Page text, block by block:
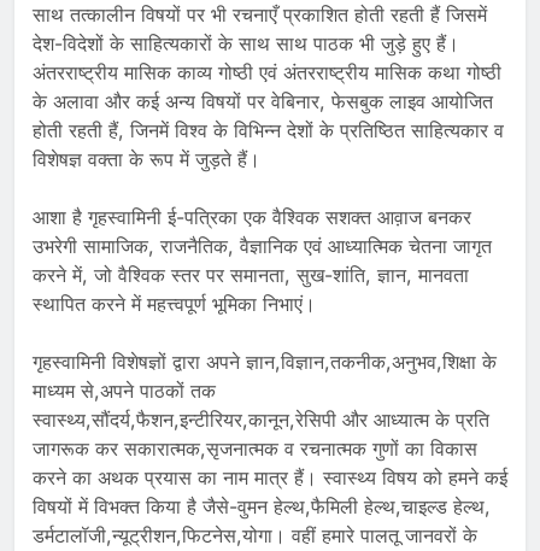
साथ तत्कालीन विषयों पर भी रचनाएँ प्रकाशित होती रहती हैं जिसमें
देश-विदेशों के साहित्यकारों के साथ साथ पाठक भी जुड़े हुए हैं।
अंतरराष्ट्रीय मासिक काव्य गोष्ठी एवं अंतरराष्ट्रीय मासिक कथा गोष्ठी
के अलावा और कई अन्य विषयों पर वेबिनार, फेसबुक लाइव आयोजित
होती रहती हैं, जिनमें विश्व के विभिन्न देशों के प्रतिष्ठित साहित्यकार व
विशेषज्ञ वक्ता के रूप में जुड़ते हैं।
आशा है गृहस्वामिनी ई-पत्रिका एक वैश्विक सशक्त आव़ाज बनकर
उभरेगी सामाजिक, राजनैतिक, वैज्ञानिक एवं आध्यात्मिक चेतना जागृत
करने में, जो वैश्विक स्तर पर समानता, सुख-शांति, ज्ञान, मानवता
स्थापित करने में महत्त्वपूर्ण भूमिका निभाएं।
गृहस्वामिनी विशेषज्ञों द्वारा अपने ज्ञान,विज्ञान,तकनीक,अनुभव,शिक्षा के
माध्यम से,अपने पाठकों तक
स्वास्थ्य,सौंदर्य,फैशन,इन्टीरियर,कानून,रेसिपी और आध्यात्म के प्रति
जागरूक कर सकारात्मक,सृजनात्मक व रचनात्मक गुणों का विकास
करने का अथक प्रयास का नाम मात्र हैं। स्वास्थ्य विषय को हमने कई
विषयों में विभक्त किया है जैसे-वुमन हेल्थ,फैमिली हेल्थ,चाइल्ड हेल्थ,
डर्मटालॉजी,न्यूट्रीशन,फिटनेस,योगा। वहीं हमारे पालतू जानवरों के